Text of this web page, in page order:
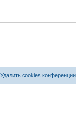
Удалить cookies конференции